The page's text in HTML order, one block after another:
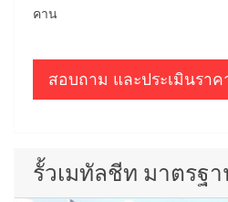
คาน
สอบถาม และประเมินราค
รั้วเมทัลชีท มาตรฐ